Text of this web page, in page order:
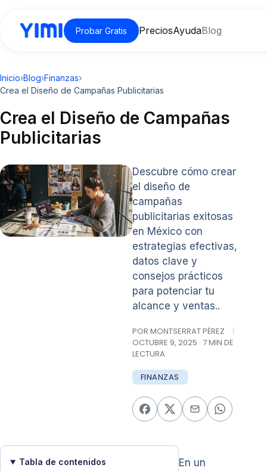
Probar Gratis PreciosAyudaBlog
Inicio›Blog›Finanzas›
Crea el Diseño de Campañas Publicitarias
Crea el Diseño de Campañas
Publicitarias
Descubre cómo crear
el diseño de
campañas
publicitarias exitosas
en México con
estrategias efectivas,
datos clave y
consejos prácticos
para potenciar tu
alcance y ventas..
POR MONTSERRAT PÉREZ
|
OCTUBRE 9, 2025 · 7 MIN DE
LECTURA
FINANZAS
Tabla de contenidos
En un